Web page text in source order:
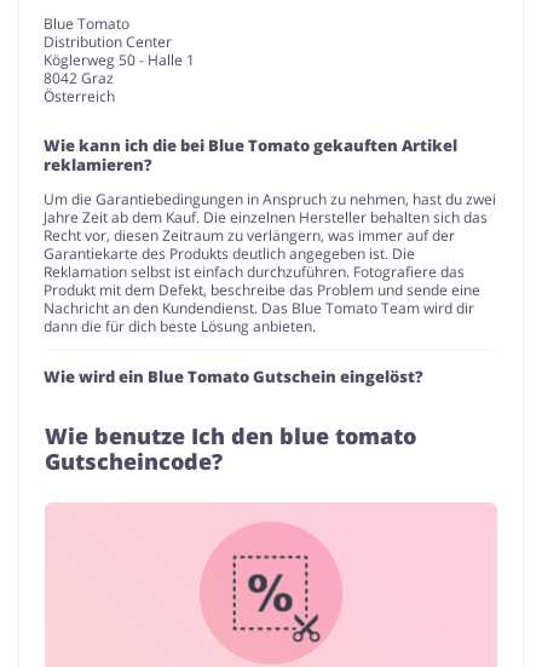
Blue Tomato
Distribution Center
Köglerweg 50 - Halle 1
8042 Graz
Österreich
Wie kann ich die bei Blue Tomato gekauften Artikel
reklamieren?
Um die Garantiebedingungen in Anspruch zu nehmen, hast du zwei
Jahre Zeit ab dem Kauf. Die einzelnen Hersteller behalten sich das
Recht vor, diesen Zeitraum zu verlängern, was immer auf der
Garantiekarte des Produkts deutlich angegeben ist. Die
Reklamation selbst ist einfach durchzuführen. Fotografiere das
Produkt mit dem Defekt, beschreibe das Problem und sende eine
Nachricht an den Kundendienst. Das Blue Tomato Team wird dir
dann die für dich beste Lösung anbieten.
Wie wird ein Blue Tomato Gutschein eingelöst?
Wie benutze Ich den blue tomato
Gutscheincode?